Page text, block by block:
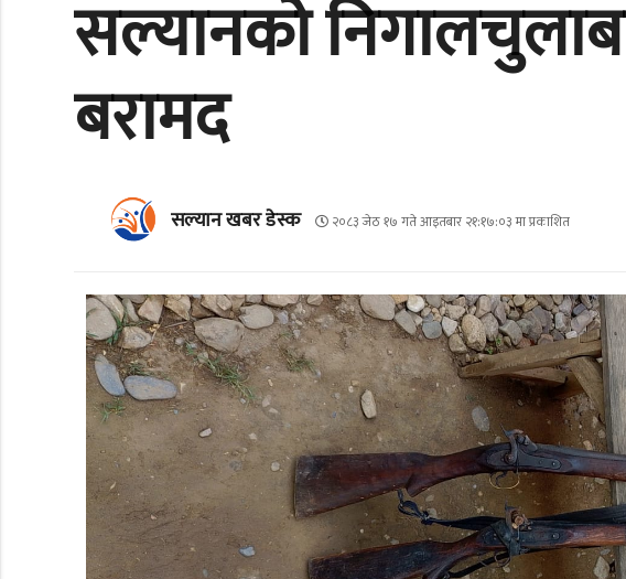
सल्यानको
बरामद
सल्यान खबर डेस्क २०८३ जेठ १७ गते आइतबार २१:१७:०३ मा प्रकाशित